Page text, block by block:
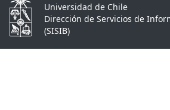
Universidad de Chile
Dirección de Servicios de
(SISIB)